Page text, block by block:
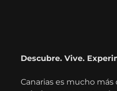
Descubre. Vive.
Canarias es mucho